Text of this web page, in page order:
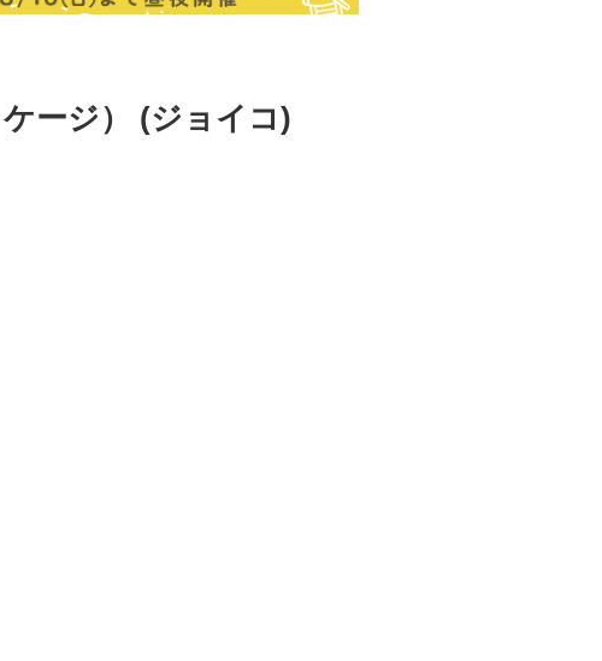
ージ） (ジョイコ)